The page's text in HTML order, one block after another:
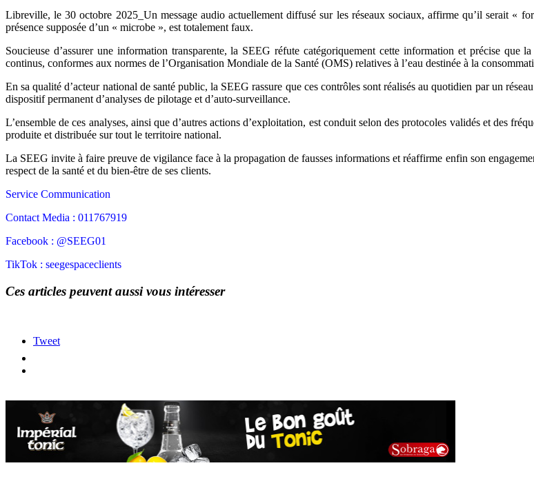
Libreville, le 30 octobre 2025_Un message audio actuellement diffusé sur les réseaux sociaux, affirme qu’il serait «
présence supposée d’un « microbe », est totalement faux.
Soucieuse d’assurer une information transparente, la SEEG réfute catégoriquement cette information et précise
continus, conformes aux normes de l’Organisation Mondiale de la Santé (OMS) relatives à l’eau destinée à la
En sa qualité d’acteur national de santé public, la SEEG rassure que ces contrôles sont réalisés au quotidien par un
dispositif permanent d’analyses de pilotage et d’auto-surveillance.
L’ensemble de ces analyses, ainsi que d’autres actions d’exploitation, est conduit selon des protocoles validés et des
produite et distribuée sur tout le territoire national.
La SEEG invite à faire preuve de vigilance face à la propagation de fausses informations et réaffirme enfin son
respect de la santé et du bien-être de ses clients.
Service Communication
Contact Media : 011767919
Facebook : @SEEG01
TikTok : seegespaceclients
Ces articles peuvent aussi vous intéresser
Tweet